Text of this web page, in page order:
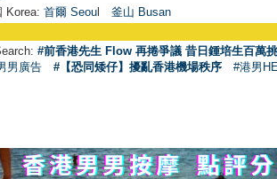
Korea: 首爾 Seoul 釜山 Busan
#前香港先生 Flow 再捲爭議 昔日鍾培生百萬
男廣告
#【恐同矮仔】擾亂香港機場秩序 #港男